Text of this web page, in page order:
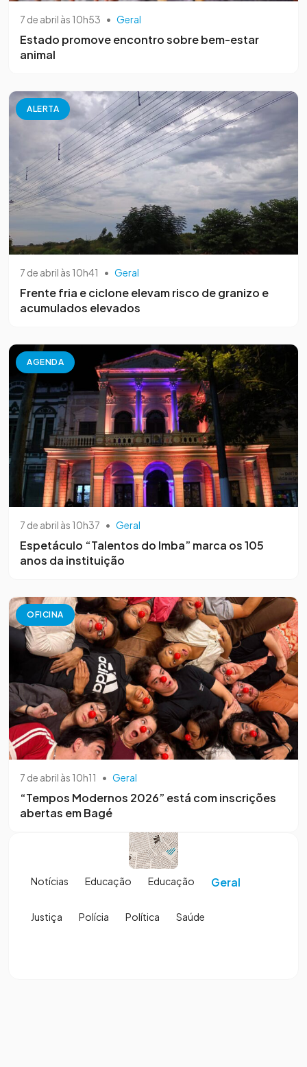
7 de abril às 10h53 • Geral
Estado promove encontro sobre bem-estar
animal
ALERTA
7 de abril às 10h41 • Geral
Frente fria e ciclone elevam risco de granizo e
acumulados elevados
AGENDA
7 de abril às 10h37 • Geral
Espetáculo “Talentos do Imba” marca os 105
anos da instituição
OFICINA
7 de abril às 10h11 • Geral
“Tempos Modernos 2026” está com inscrições
abertas em Bagé
Notícias Educação Educação Geral
Justiça Polícia Política Saúde